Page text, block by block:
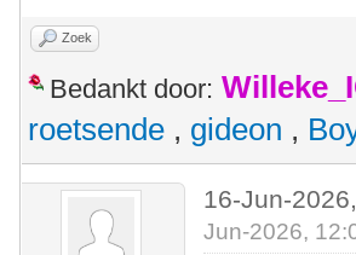
Zoek
Bedankt door:
roetsende , gideon ,
16-Jun-
Jun-2026,